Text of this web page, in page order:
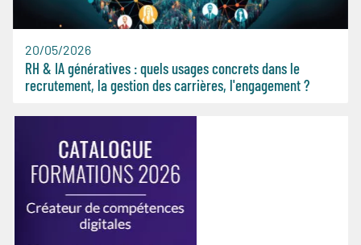
20/05/2026
RH & IA génératives : quels usages concrets dans le
recrutement, la gestion des carrières, l'engagement ?